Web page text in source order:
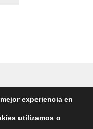
|Aviso legal
experiencia en
utilizamos o